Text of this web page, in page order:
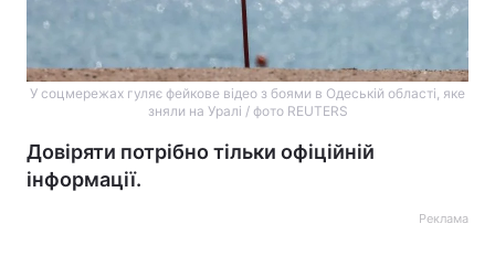
У соцмережах гуляє фейкове відео з боями в Одеській області, яке
зняли на Уралі / фото REUTERS
Довіряти потрібно тільки офіційній
інформації.
Реклама